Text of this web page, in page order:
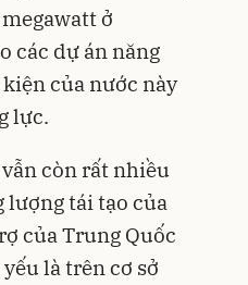
ở
các dự án năng
của nước này
lực.
còn rất nhiều
lượng tái tạo của
của Trung Quốc
là trên cơ sở